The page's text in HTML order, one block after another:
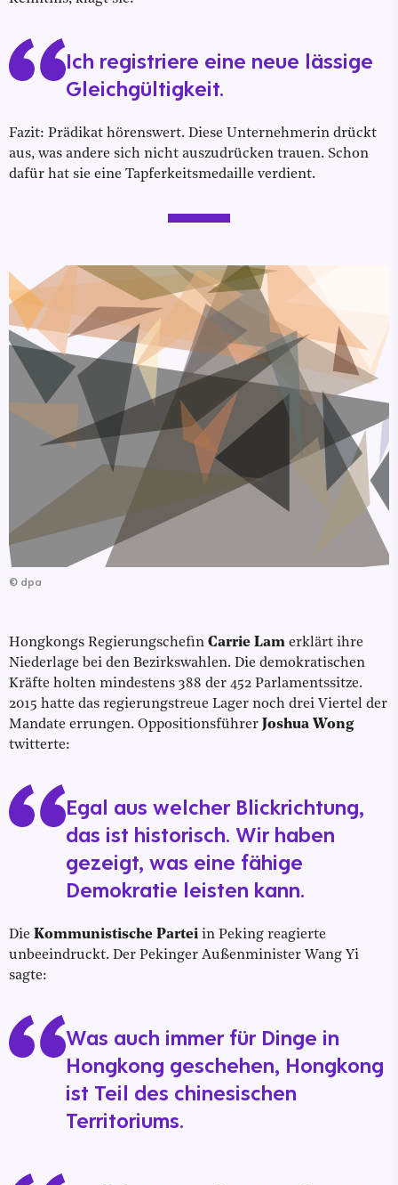
Ich registriere eine neue lässige
Gleichgültigkeit.
Fazit: Prädikat hörenswert. Diese Unternehmerin drückt
aus, was andere sich nicht auszudrücken trauen. Schon
dafür hat sie eine Tapferkeitsmedaille verdient.
© dpa
Hongkongs Regierungschefin Carrie Lam erklärt ihre
Niederlage bei den Bezirkswahlen. Die demokratischen
Kräfte holten mindestens 388 der 452 Parlamentssitze.
2015 hatte das regierungstreue Lager noch drei Viertel der
Mandate errungen. Oppositionsführer Joshua Wong
twitterte:
Egal aus welcher Blickrichtung,
das ist historisch. Wir haben
gezeigt, was eine fähige
Demokratie leisten kann.
Die Kommunistische Partei in Peking reagierte
unbeeindruckt. Der Pekinger Außenminister Wang Yi
sagte:
Was auch immer für Dinge in
Hongkong geschehen, Hongkong
ist Teil des chinesischen
Territoriums.